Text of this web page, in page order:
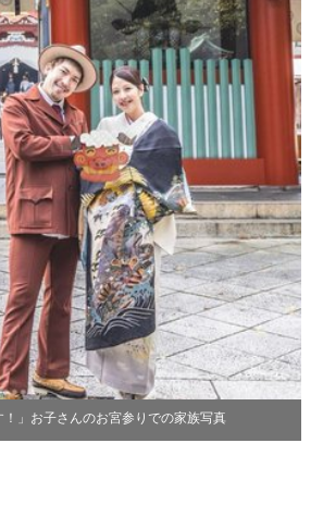
！」お子さんのお宮参りでの家族写真